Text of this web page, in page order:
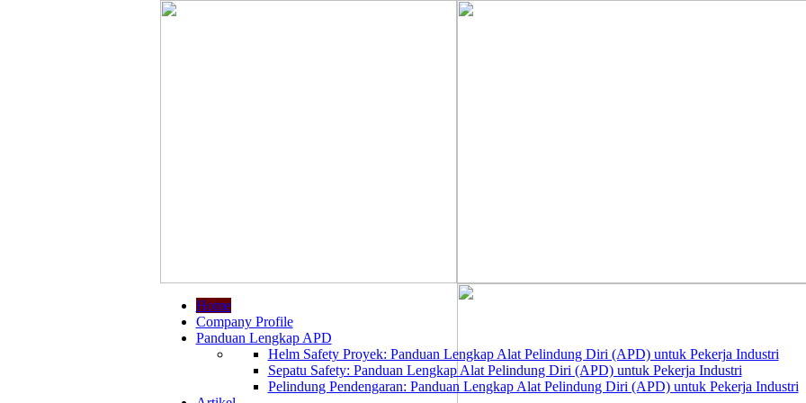
Home
Company Profile
Panduan Lengkap APD
Helm Safety Proyek: Panduan Lengkap Alat Pelindung Diri (APD) untuk Pekerja Industri
Sepatu Safety: Panduan Lengkap Alat Pelindung Diri (APD) untuk Pekerja Industri
Pelindung Pendengaran: Panduan Lengkap Alat Pelindung Diri (APD) untuk Pekerja Industri